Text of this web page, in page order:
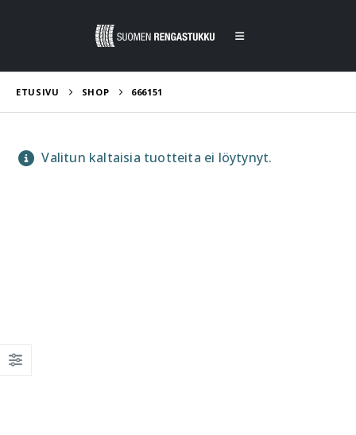
ETUSIVU SHOP 666151
Valitun kaltaisia tuotteita ei löytynyt.